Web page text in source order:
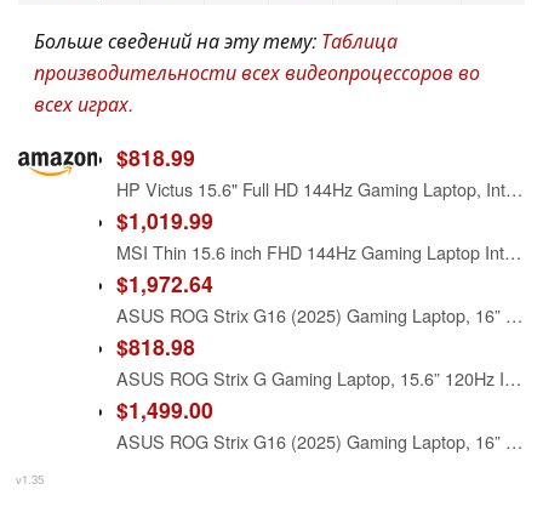
Больше сведений на эту тему: Таблица
производительности всех видеопроцессоров во
всех играх.
$818.99
HP Victus 15.6" Full HD 144Hz Gaming Laptop, Intel Core i5-12450H, NVIDIA GeForce RTX 3050,16GB RAM, 512GB PCIe SSD, Wi-Fi 6, Backlit Keyboard,Windows 11 Pro, Performance Blue
$1,019.99
MSI Thin 15.6 inch FHD 144Hz Gaming Laptop Intel Core i5-13420H NVIDIA GeForce RTX 4060-16GB DDR4 512GB SSD Gray (2025)
$1,972.64
ASUS ROG Strix G16 (2025) Gaming Laptop, 16” ROG Nebula Display 16:10 2.5K 240Hz/3ms, NVIDIA® GeForce RTX™ 5070 Laptop GPU, Intel® Core™ Ultra 9 275HX, 32GB DDR5, 2TB Gen 4 SSD, Wi-Fi 7, Win 11 Pro
$818.98
ASUS ROG Strix G Gaming Laptop, 15.6” 120Hz IPS Type Full HD, NVIDIA GeForce GTX 1660 Ti, Intel Core i5-9300H, 8GB DDR4, 512GB PCIe NVMe SSD, RGB KB, Windows 10, GL531GU-WB53
$1,499.00
ASUS ROG Strix G16 (2025) Gaming Laptop, 16” 16:10 FHD+ 165Hz/3ms Display, NVIDIA® GeForce RTX™ 5060 Laptop GPU, Intel® Core™ i9 Processor 14900HX, 16GB DDR5-5600, 1TB PCIe SSD, Wi-Fi 7, Win 11 Home
v1.35